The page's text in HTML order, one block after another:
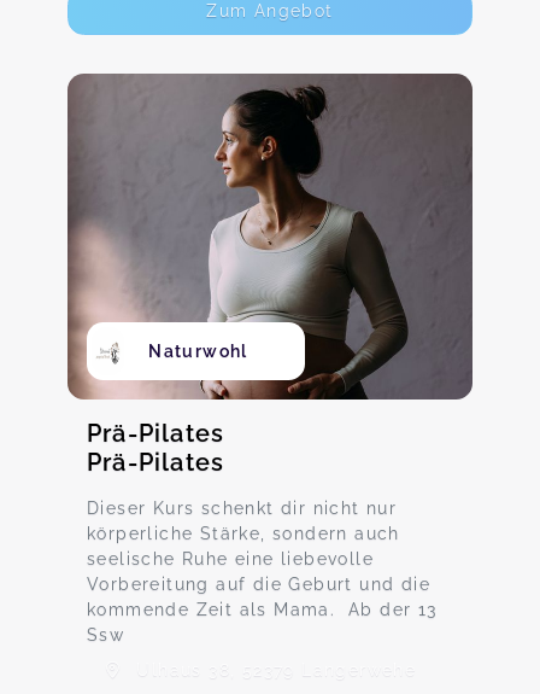
Zum Angebot
Naturwohl
Prä-Pilates
Prä-Pilates
Dieser Kurs schenkt dir nicht nur
körperliche Stärke, sondern auch
seelische Ruhe eine liebevolle
Vorbereitung auf die Geburt und die
kommende Zeit als Mama. Ab der 13
Ssw
Ulhaus 38, 52379 Langerwehe